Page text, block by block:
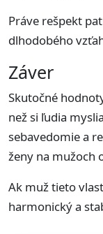
Práve rešpekt
dlhodobého
Záver
Skutočné
než si ľudia
sebavedomie a
ženy na mužoch
Ak muž tieto
harmonický a